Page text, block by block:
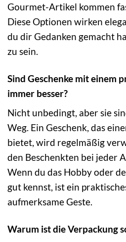
Gourmet-Artikel kommen
Diese Optionen wirken
du dir Gedanken gemacht
zu sein.
Sind Geschenke mit einem
immer besser?
Nicht unbedingt, aber sie
Weg. Ein Geschenk, das
bietet, wird regelmäßig
den Beschenkten bei jeder
Wenn du das Hobby oder
gut kennst, ist ein
aufmerksame Geste.
Warum ist die Verpackung